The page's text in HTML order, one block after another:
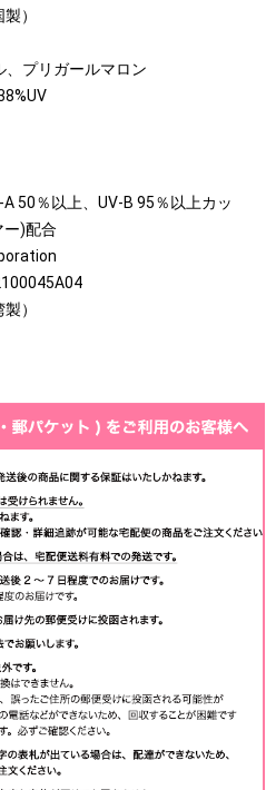
）
プリガールマロン
50％以上、UV-B 95％以上カッ
ー)配合
）